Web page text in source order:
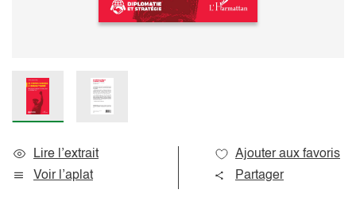
Lire l’extrait
Voir l’aplat
Ajouter aux favoris
Partager